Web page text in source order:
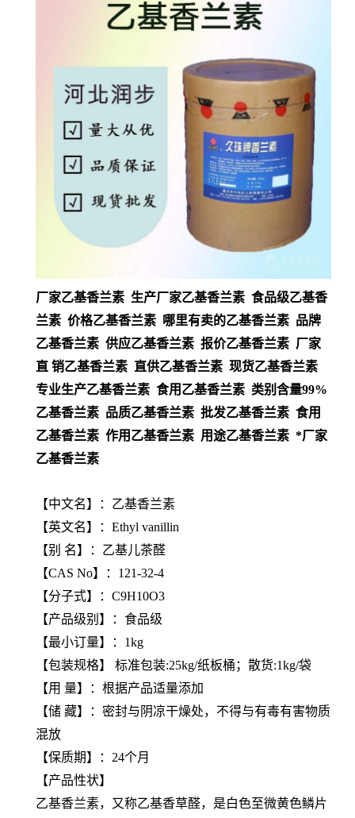
厂家乙基香兰素 生产厂家乙基香兰素 食品级乙基香
兰素 价格乙基香兰素 哪里有卖的乙基香兰素 品牌
乙基香兰素 供应乙基香兰素 报价乙基香兰素 厂家
直 销乙基香兰素 直供乙基香兰素 现货乙基香兰素
专业生产乙基香兰素 食用乙基香兰素 类别含量99%
乙基香兰素 品质乙基香兰素 批发乙基香兰素 食用
乙基香兰素 作用乙基香兰素 用途乙基香兰素 *厂家
乙基香兰素
【中文名】：乙基香兰素
【英文名】：Ethyl vanillin
【别 名】：乙基儿茶醛
【CAS No】：121-32-4
【分子式】：C9H10O3
【产品级别】：食品级
【最小订量】：1kg
【包装规格】 标准包装:25kg/纸板桶；散货:1kg/袋
【用 量】：根据产品适量添加
【储 藏】：密封与阴凉干燥处，不得与有毒有害物质
混放
【保质期】：24个月
【产品性状】
乙基香兰素，又称乙基香草醛，是白色至微黄色鳞片